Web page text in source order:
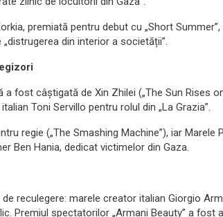
premiată pentru debut cu „Short
din interior a societății”.
fost câștigată de Xin Zhilei („The Sun Rises
Toni Servillo pentru rolul din „La Grazia”.
regie („The Smashing Machine”), iar Marele
Ben Hania, dedicat victimelor din Gaza.
reculegere: marele creator italian Giorgio
Premiul spectatorilor „Armani Beauty” a fost